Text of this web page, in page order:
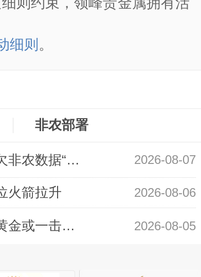
细则 。
非农部署
领峰金评：万事俱备 黄金只欠非农数据“东风” 2026-08-07
火箭拉升 2026-08-06
领峰金评：静待小非农指引 黄金或一击破局 2026-08-05